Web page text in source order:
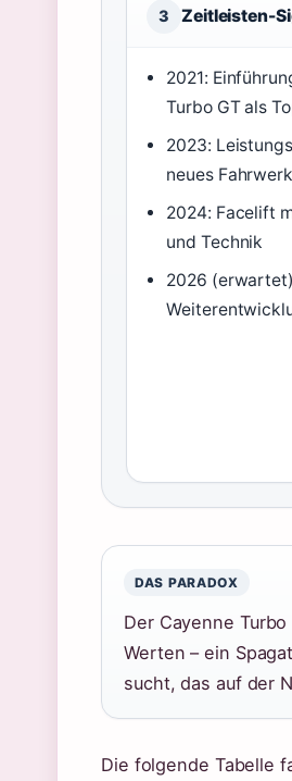
3 Zeitleisten-
2021:
Turbo GT als
2023:
neues Fahrwerk
2024: Facelift
und Technik
2026
DAS PARADOX
Der Cayenne
Werten – ein
sucht, das auf der
Die folgende Tabelle